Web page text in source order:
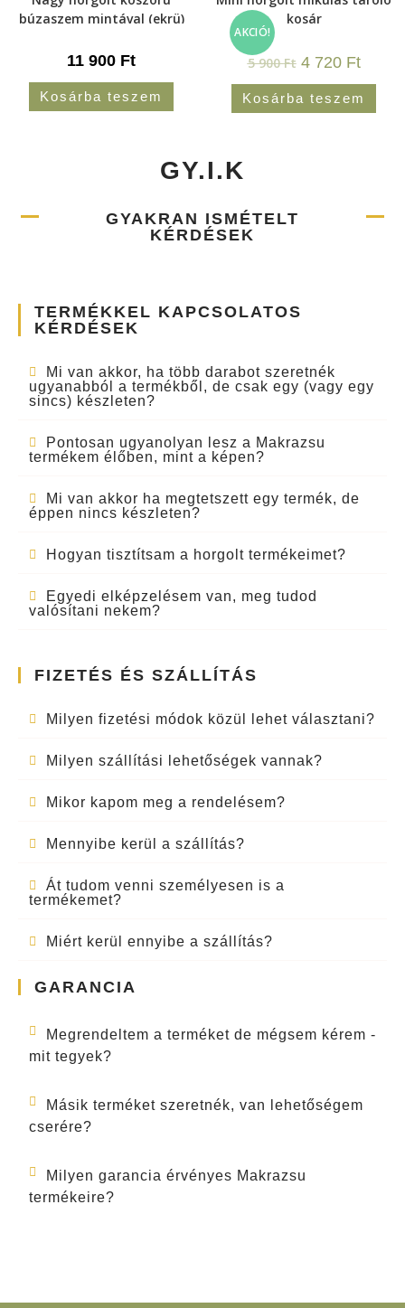
búzaszem mintával (ekrü)
11 900 Ft
Kosárba teszem
AKCIÓ!
kosár
5 900Ft 4 720 Ft
Kosárba teszem
GY.I.K
GYAKRAN ISMÉTELT
KÉRDÉSEK
TERMÉKKEL KAPCSOLATOS
KÉRDÉSEK
Mi van akkor, ha több darabot szeretnék
ugyanabból a termékből, de csak egy (vagy egy
sincs) készleten?
Pontosan ugyanolyan lesz a Makrazsu
termékem élőben, mint a képen?
Mi van akkor ha megtetszett egy termék, de
éppen nincs készleten?
Hogyan tisztítsam a horgolt termékeimet?
Egyedi elképzelésem van, meg tudod
valósítani nekem?
FIZETÉS ÉS SZÁLLÍTÁS
Milyen fizetési módok közül lehet választani?
Milyen szállítási lehetőségek vannak?
Mikor kapom meg a rendelésem?
Mennyibe kerül a szállítás?
Át tudom venni személyesen is a
termékemet?
Miért kerül ennyibe a szállítás?
GARANCIA
Megrendeltem a terméket de mégsem kérem -
mit tegyek?
Másik terméket szeretnék, van lehetőségem
cserére?
Milyen garancia érvényes Makrazsu
termékeire?